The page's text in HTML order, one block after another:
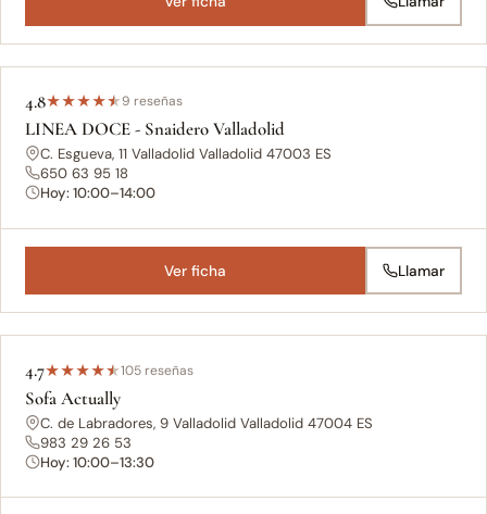
4.8★★★★★9 reseñas
LINEA DOCE - Snaidero Valladolid
C. Esgueva, 11 Valladolid Valladolid 47003 ES
650 63 95 18
Hoy: 10:00–14:00
Ver ficha Llamar
4.7★★★★★105 reseñas
Sofa Actually
C. de Labradores, 9 Valladolid Valladolid 47004 ES
983 29 26 53
Hoy: 10:00–13:30